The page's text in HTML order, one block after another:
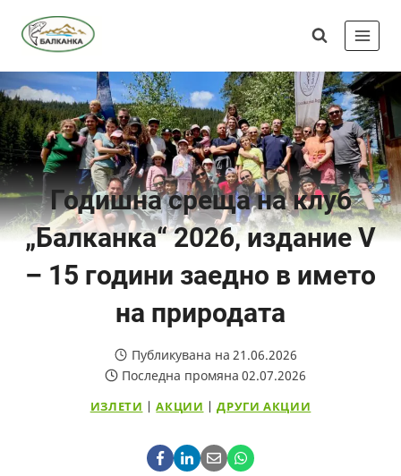
Годишна среща на клуб
„Балканка“ 2026, издание V
– 15 години заедно в името
на природата
Публикувана на 21.06.2026
Последна промяна 02.07.2026
ИЗЛЕТИ |АКЦИИ |ДРУГИ АКЦИИ